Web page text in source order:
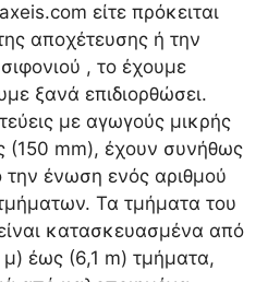
είτε πρόκειται
αποχέτευσης ή την
, το έχουμε
ξανά επιδιορθώσει.
με αγωγούς μικρής
(150 mm), έχουν συνήθως
ένωση ενός αριθμού
Τα τμήματα του
κατασκευασμένα από
έως (6,1 m) τμήματα,